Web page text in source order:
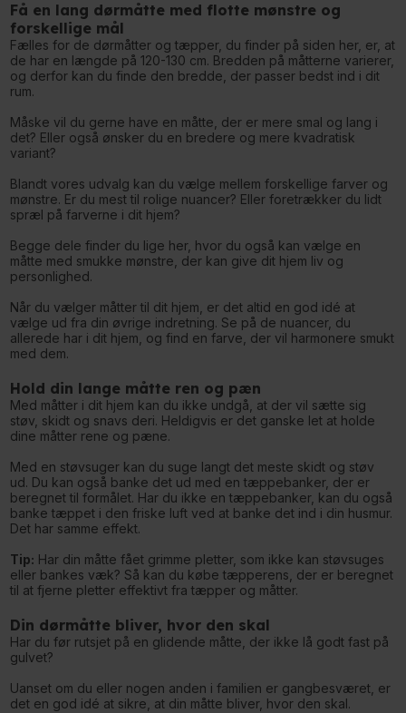
Få en lang dørmåtte med flotte mønstre og
forskellige mål
Fælles for de dørmåtter og tæpper, du finder på siden her, er, at
de har en længde på 120-130 cm. Bredden på måtterne varierer,
og derfor kan du finde den bredde, der passer bedst ind i dit
rum.
Måske vil du gerne have en måtte, der er mere smal og lang i
det? Eller også ønsker du en bredere og mere kvadratisk
variant?
Blandt vores udvalg kan du vælge mellem forskellige farver og
mønstre. Er du mest til rolige nuancer? Eller foretrækker du lidt
spræl på farverne i dit hjem?
Begge dele finder du lige her, hvor du også kan vælge en
måtte med smukke mønstre, der kan give dit hjem liv og
personlighed.
Når du vælger måtter til dit hjem, er det altid en god idé at
vælge ud fra din øvrige indretning. Se på de nuancer, du
allerede har i dit hjem, og find en farve, der vil harmonere smukt
med dem.
Hold din lange måtte ren og pæn
Med måtter i dit hjem kan du ikke undgå, at der vil sætte sig
støv, skidt og snavs deri. Heldigvis er det ganske let at holde
dine måtter rene og pæne.
Med en støvsuger kan du suge langt det meste skidt og støv
ud. Du kan også banke det ud med en tæppebanker, der er
beregnet til formålet. Har du ikke en tæppebanker, kan du også
banke tæppet i den friske luft ved at banke det ind i din husmur.
Det har samme effekt.
Tip: Har din måtte fået grimme pletter, som ikke kan støvsuges
eller bankes væk? Så kan du købe tæpperens, der er beregnet
til at fjerne pletter effektivt fra tæpper og måtter.
Din dørmåtte bliver, hvor den skal
Har du før rutsjet på en glidende måtte, der ikke lå godt fast på
gulvet?
Uanset om du eller nogen anden i familien er gangbesværet, er
det en god idé at sikre, at din måtte bliver, hvor den skal.